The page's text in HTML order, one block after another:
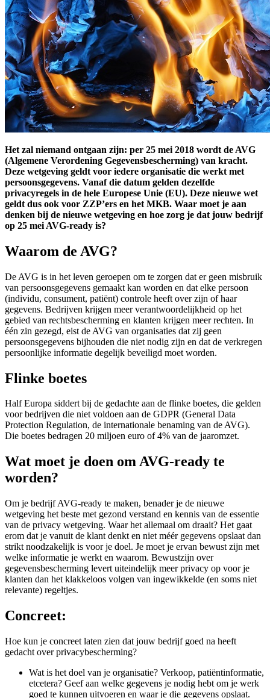
Het zal niemand ontgaan zijn: per 25 mei 2018 wordt de AVG
(Algemene Verordening Gegevensbescherming) van kracht.
Deze wetgeving geldt voor iedere organisatie die werkt met
persoonsgegevens. Vanaf die datum gelden dezelfde
privacyregels in de hele Europese Unie (EU). Deze nieuwe wet
geldt dus ook voor ZZP’ers en het MKB. Waar moet je aan
denken bij de nieuwe wetgeving en hoe zorg je dat jouw bedrijf
op 25 mei AVG-ready is?
Waarom de AVG?
De AVG is in het leven geroepen om te zorgen dat er geen misbruik
van persoonsgegevens gemaakt kan worden en dat elke persoon
(individu, consument, patiënt) controle heeft over zijn of haar
gegevens. Bedrijven krijgen meer verantwoordelijkheid op het
gebied van rechtsbescherming en klanten krijgen meer rechten. In
één zin gezegd, eist de AVG van organisaties dat zij geen
persoonsgegevens bijhouden die niet nodig zijn en dat de verkregen
persoonlijke informatie degelijk beveiligd moet worden.
Flinke boetes
Half Europa siddert bij de gedachte aan de flinke boetes, die gelden
voor bedrijven die niet voldoen aan de GDPR (General Data
Protection Regulation, de internationale benaming van de AVG).
Die boetes bedragen 20 miljoen euro of 4% van de jaaromzet.
Wat moet je doen om AVG-ready te
worden?
Om je bedrijf AVG-ready te maken, benader je de nieuwe
wetgeving het beste met gezond verstand en kennis van de essentie
van de privacy wetgeving. Waar het allemaal om draait? Het gaat
erom dat je vanuit de klant denkt en niet méér gegevens opslaat dan
strikt noodzakelijk is voor je doel. Je moet je ervan bewust zijn met
welke informatie je werkt en waarom. Bewustzijn over
gegevensbescherming levert uiteindelijk meer privacy op voor je
klanten dan het klakkeloos volgen van ingewikkelde (en soms niet
relevante) regeltjes.
Concreet:
Hoe kun je concreet laten zien dat jouw bedrijf goed na heeft
gedacht over privacybescherming?
Wat is het doel van je organisatie? Verkoop, patiëntinformatie,
etcetera? Geef aan welke gegevens je nodig hebt om je werk
goed te kunnen uitvoeren en waar je die gegevens opslaat.